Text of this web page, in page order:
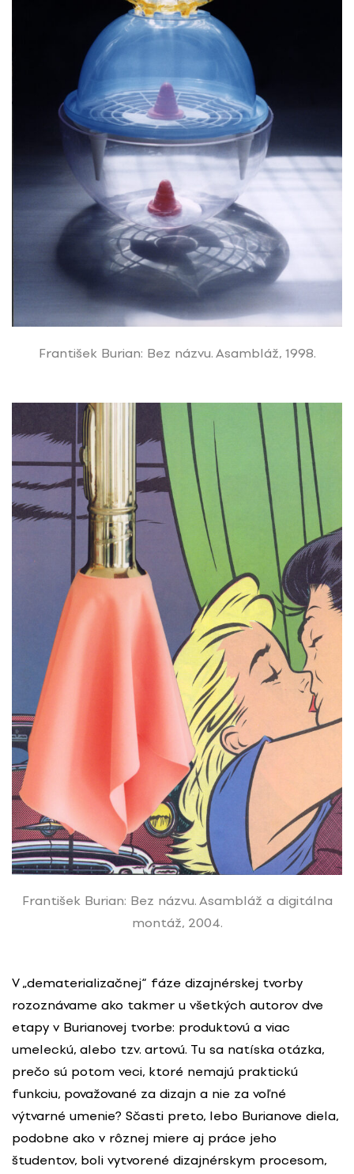
František Burian: Bez názvu. Asambláž, 1998.
František Burian: Bez názvu. Asambláž a digitálna
montáž, 2004.
V „dematerializačnej“ fáze dizajnérskej tvorby
rozoznávame ako takmer u všetkých autorov dve
etapy v Burianovej tvorbe: produktovú a viac
umeleckú, alebo tzv. artovú. Tu sa natíska otázka,
prečo sú potom veci, ktoré nemajú praktickú
funkciu, považované za dizajn a nie za voľné
výtvarné umenie? Sčasti preto, lebo Burianove diela,
podobne ako v rôznej miere aj práce jeho
študentov, boli vytvorené dizajnérskym procesom,